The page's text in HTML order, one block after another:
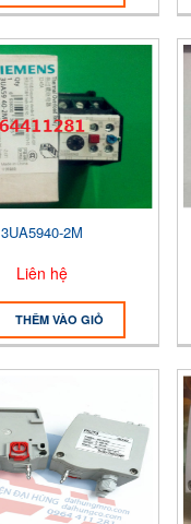
3UA5940-2M
Liên hệ
THÊM VÀO GIỎ